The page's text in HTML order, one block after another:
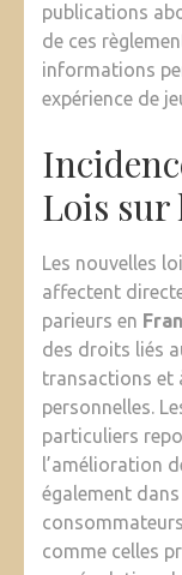
publications
de ces
informations
expérience de
Lois sur
Les nouvelles
affectent
parieurs en
des droits liés
transactions et
personnelles.
particuliers
l’amélioration
également
comme celles